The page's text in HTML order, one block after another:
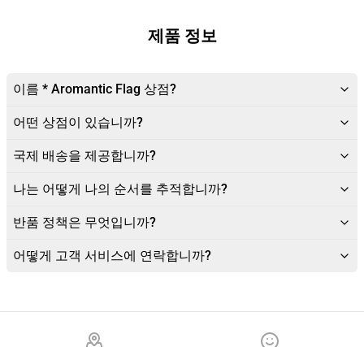
제품 정보
이름 * Aromantic Flag 상점?
어떤 상점이 있습니까?
국제 배송을 제공합니까?
나는 어떻게 나의 순서를 추적합니까?
반품 정책은 무엇입니까?
어떻게 고객 서비스에 연락합니까?